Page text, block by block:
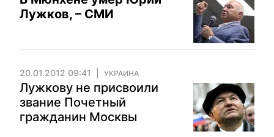
Лужков, – СМИ
20.01.2012 09:41 УКРАИНА
Лужкову не присвоили
звание Почетный
гражданин Москвы